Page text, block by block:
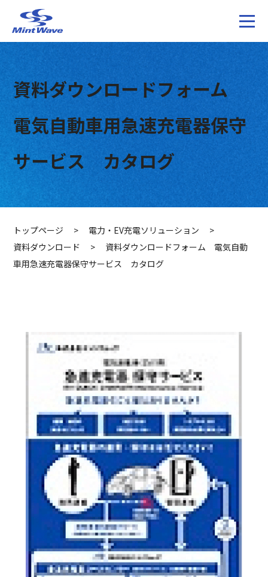
資料ダウンロードフォーム
電気自動車用急速充電器保守
サービス カタログ
トップページ > 電力・EV充電ソリューション
>
資料ダウンロード
>
資料ダウンロードフォーム 電気自動
車用急速充電器保守サービス カタログ